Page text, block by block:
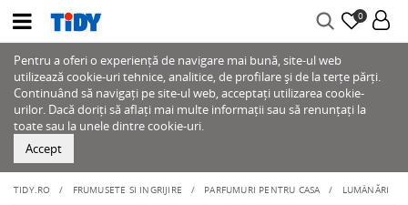
0
Pentru a oferi o experiență de navigare mai bună, site-ul web
utilizează cookie-uri tehnice, analitice, de profilare și de la terțe părți.
Continuând să navigați pe site-ul web, acceptați utilizarea cookie-
urilor. Dacă doriți să aflați mai multe informații sau să renunțați la
toate sau la unele dintre cookie-uri.
Accept
TIDY.RO FRUMUSETE SI INGRIJIRE PARFUMURI PENTRU CASA LUMÂNĂRI